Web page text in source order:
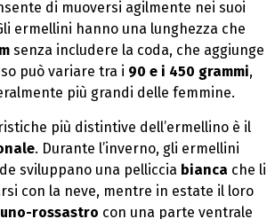
di muoversi agilmente nei suoi
ermellini hanno una lunghezza che
senza includere la coda, che aggiunge
può variare tra i 90 e i 450 grammi,
più grandi delle femmine.
più distintive dell’ermellino è il
. Durante l’inverno, gli ermellini
sviluppano una pelliccia bianca che li
con la neve, mentre in estate il loro
rossastro con una parte ventrale